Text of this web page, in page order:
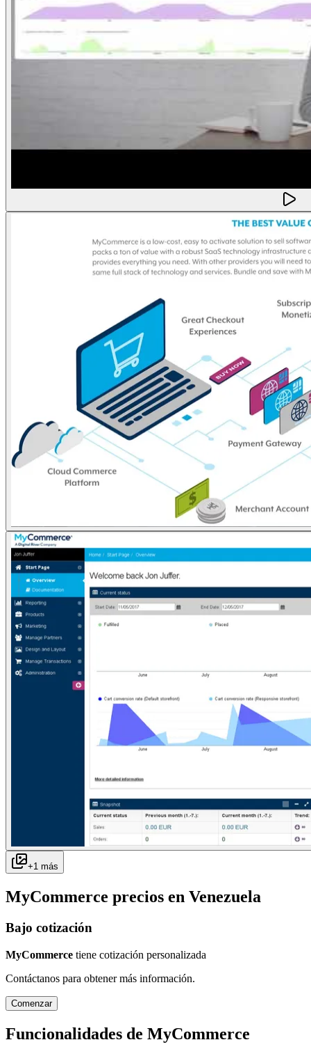
+1 más
MyCommerce precios en Venezuela
Bajo cotización
MyCommerce tiene cotización personalizada
Contáctanos para obtener más información.
Comenzar
Funcionalidades de MyCommerce